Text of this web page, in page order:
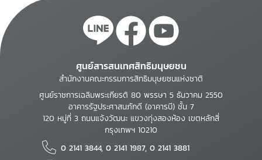
ศูนย์สารสนเทศสิทธิมนุษยชน
สำนักงานคณะกรรมการสิทธิมนุษยชนแห่งชาติ
ศูนย์ราชการเฉลิมพระเกียรติ 80 พรรษา 5 ธันวาคม 2550
อาคารรัฐประศาสนภักดี (อาคารบี) ชั้น 7
120 หมู่ที่ 3 ถนนแจ้งวัฒนะ แขวงทุ่งสองห้อง เขตหลักสี่
กรุงเทพฯ 10210
0 2141 3844, 0 2141 1987, 0 2141 3881